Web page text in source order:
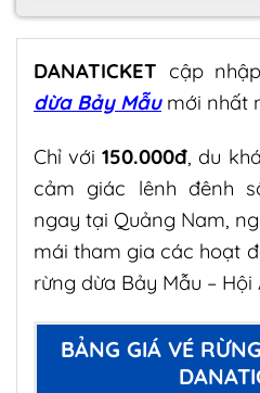
DANATICKET cập
dừa Bảy Mẫu mới nhất
Chỉ với150.000đ, du
cảm giác lênh đênh
ngay tại Quảng Nam,
mái tham gia các hoạt
rừng dừa Bảy Mẫu – Hội
BẢNG GIÁ VÉ